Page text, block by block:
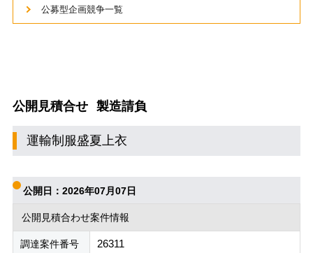
公募型企画競争一覧
公開見積合せ 製造請負
運輸制服盛夏上衣
公開日：2026年07月07日
公開見積合わせ案件情報
調達案件番号 26311